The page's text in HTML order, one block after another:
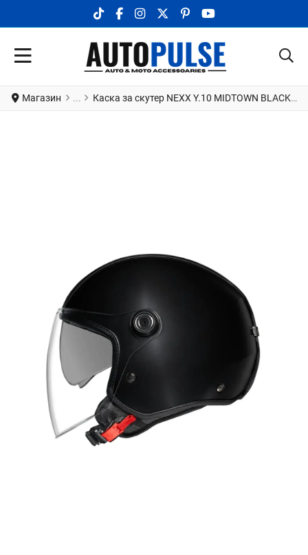
TIKTOK SOCIAL LINK
FACEBOOK SOCIAL LINK
INSTAGRAM SOCIAL LINK
X.COM SOCIAL LINK
PINTEREST SOCIAL LINK
YOUTUBE SOCIAL
Магазин Каска за скутер NEXX Y.10 MIDTOWN BLACK MATT